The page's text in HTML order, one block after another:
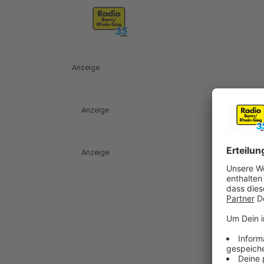
Anzeige
Anzeige
Anzeige